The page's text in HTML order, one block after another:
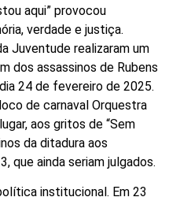
aqui” provocou
verdade e justiça.
Juventude realizaram um
dos assassinos de Rubens
24 de fevereiro de 2025.
de carnaval Orquestra
aos gritos de “Sem
da ditadura aos
que ainda seriam julgados.
institucional. Em 23